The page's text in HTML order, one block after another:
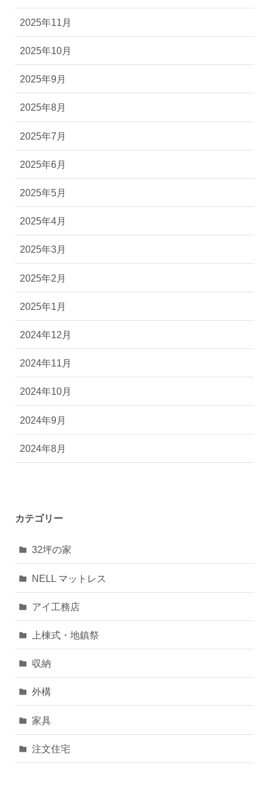
2025年11月
2025年10月
2025年9月
2025年8月
2025年7月
2025年6月
2025年5月
2025年4月
2025年3月
2025年2月
2025年1月
2024年12月
2024年11月
2024年10月
2024年9月
2024年8月
カテゴリー
32坪の家
NELL マットレス
アイ工務店
上棟式・地鎮祭
収納
外構
家具
注文住宅